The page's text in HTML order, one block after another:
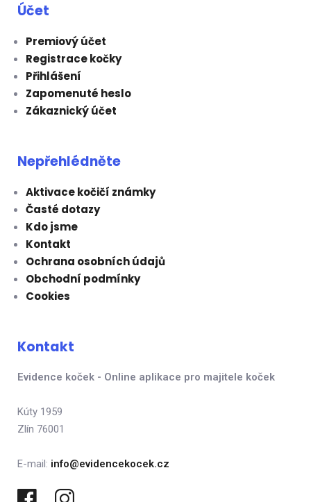
Účet
Premiový účet
Registrace kočky
Přihlášení
Zapomenuté heslo
Zákaznický účet
Nepřehlédněte
Aktivace kočičí známky
Časté dotazy
Kdo jsme
Kontakt
Ochrana osobních údajů
Obchodní podmínky
Cookies
Kontakt
Evidence koček - Online aplikace pro majitele koček
Kúty 1959
Zlín 76001
E-mail: info@evidencekocek.cz